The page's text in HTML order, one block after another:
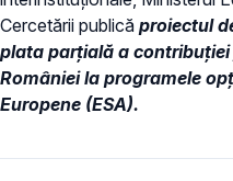
Cercetării publică proiectul
plata parțială a
României la programele op
Europene (ESA).